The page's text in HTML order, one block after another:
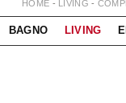
HOME - LIVING -
BAGNO LIVING